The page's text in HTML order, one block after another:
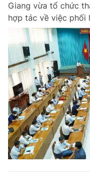
Giang vừa tổ chức
hợp tác về việc phối